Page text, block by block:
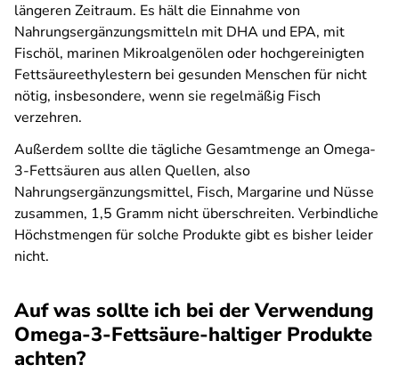
längeren Zeitraum. Es hält die Einnahme von
Nahrungsergänzungsmitteln mit DHA und EPA, mit
Fischöl, marinen Mikroalgenölen oder hochgereinigten
Fettsäureethylestern bei gesunden Menschen für nicht
nötig, insbesondere, wenn sie regelmäßig Fisch
verzehren.
Außerdem sollte die tägliche Gesamtmenge an Omega-
3-Fettsäuren aus allen Quellen, also
Nahrungsergänzungsmittel, Fisch, Margarine und Nüsse
zusammen, 1,5 Gramm nicht überschreiten. Verbindliche
Höchstmengen für solche Produkte gibt es bisher leider
nicht.
Auf was sollte ich bei der Verwendung
Omega-3-Fettsäure-haltiger Produkte
achten?